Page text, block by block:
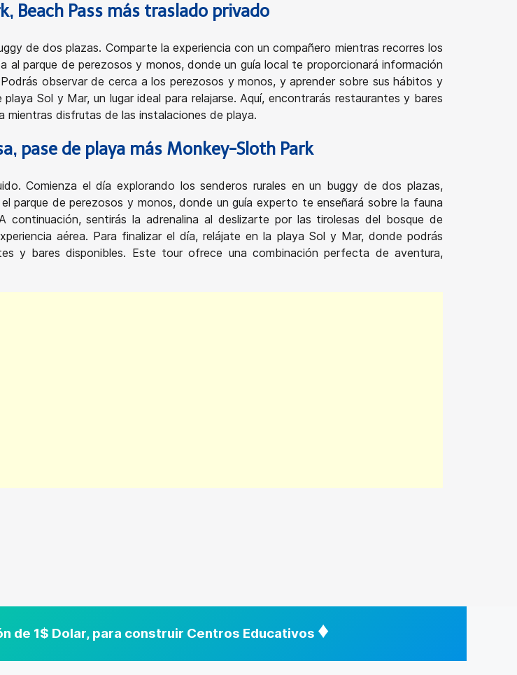
Beach Pass más traslado privado
de dos plazas. Comparte la experiencia con un compañero mientras recorres los
al parque de perezosos y monos, donde un guía local te proporcionará información
observar de cerca a los perezosos y monos, y aprender sobre sus hábitos y
Sol y Mar, un lugar ideal para relajarse. Aquí, encontrarás restaurantes y bares
disfrutas de las instalaciones de playa.
pase de playa más Monkey-Sloth Park
Comienza el día explorando los senderos rurales en un buggy de dos plazas,
parque de perezosos y monos, donde un guía experto te enseñará sobre la fauna
sentirás la adrenalina al deslizarte por las tirolesas del bosque de
aérea. Para finalizar el día, relájate en la playa Sol y Mar, donde podrás
y bares disponibles. Este tour ofrece una combinación perfecta de aventura,
de 1$ Dolar, para construir Centros Educativos ♦